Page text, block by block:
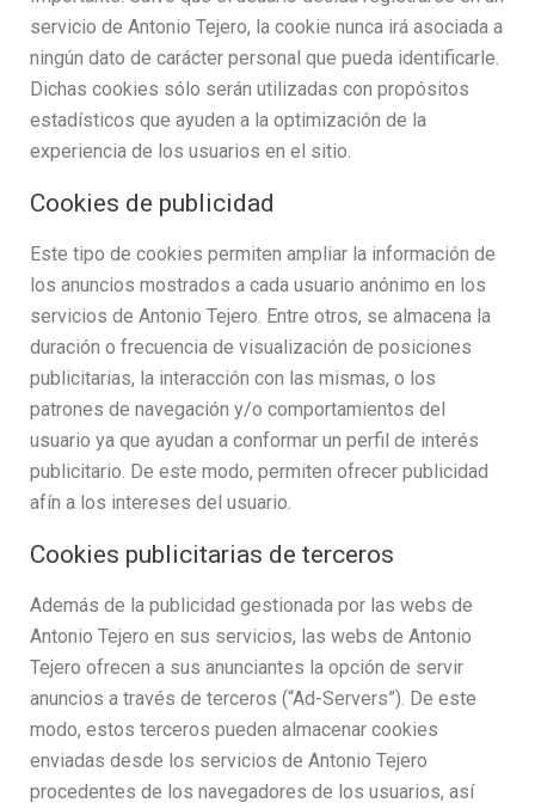
servicio de Antonio Tejero, la cookie nunca irá asociada a
ningún dato de carácter personal que pueda identificarle.
Dichas cookies sólo serán utilizadas con propósitos
estadísticos que ayuden a la optimización de la
experiencia de los usuarios en el sitio.
Cookies de publicidad
Este tipo de cookies permiten ampliar la información de
los anuncios mostrados a cada usuario anónimo en los
servicios de Antonio Tejero. Entre otros, se almacena la
duración o frecuencia de visualización de posiciones
publicitarias, la interacción con las mismas, o los
patrones de navegación y/o comportamientos del
usuario ya que ayudan a conformar un perfil de interés
publicitario. De este modo, permiten ofrecer publicidad
afín a los intereses del usuario.
Cookies publicitarias de terceros
Además de la publicidad gestionada por las webs de
Antonio Tejero en sus servicios, las webs de Antonio
Tejero ofrecen a sus anunciantes la opción de servir
anuncios a través de terceros (“Ad-Servers”). De este
modo, estos terceros pueden almacenar cookies
enviadas desde los servicios de Antonio Tejero
procedentes de los navegadores de los usuarios, así